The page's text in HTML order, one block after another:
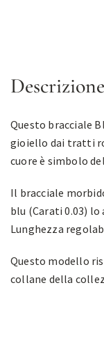
Descrizione
Questo bracciale
gioiello dai tratti
cuore è simbolo
Il bracciale
blu (Carati 0.03)
Lunghezza
Questo modello
collane della